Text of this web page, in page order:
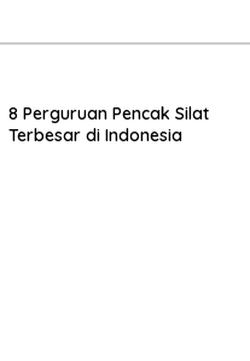
8 Perguruan Pencak Silat
Terbesar di Indonesia